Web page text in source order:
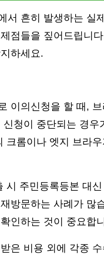
서 흔히 발생하는 실
점들을 짚어드립니
하세요.
이의신청을 할 때,
청이 중단되는 경우
크롬이나 엣지 브라
시 주민등록등본 대
방문하는 사례가 많
인하는 것이 중요합
은 비용 외에 각종